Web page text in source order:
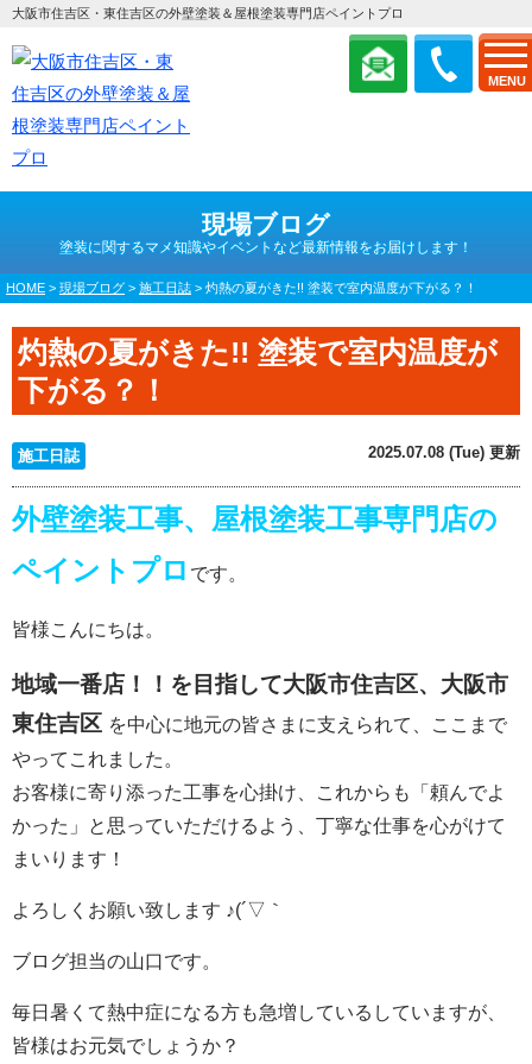
MENU
大阪市住吉区・東住吉区の外壁塗装＆屋根塗装専門店ペイントプロ
現場ブログ
塗装に関するマメ知識やイベントなど最新情報をお届けします！
HOME > 現場ブログ > 施工日誌 > 灼熱の夏がきた!! 塗装で室内温度が下がる？！
灼熱の夏がきた!! 塗装で室内温度が
下がる？！
施工日誌 2025.07.08 (Tue) 更新
外壁塗装工事、屋根塗装工事専門店の
ペイントプロ です。
皆様こんにちは。
地域一番店！！を目指して大阪市住吉区、大阪市
東住吉区 を中心に地元の皆さまに支えられて、ここまで
やってこれました。
お客様に寄り添った工事を心掛け、これからも「頼んでよ
かった」と思っていただけるよう、丁寧な仕事を心がけて
まいります！
よろしくお願い致します ♪(´▽｀
ブログ担当の山口です。
毎日暑くて熱中症になる方も急増しているしていますが、
皆様はお元気でしょうか？